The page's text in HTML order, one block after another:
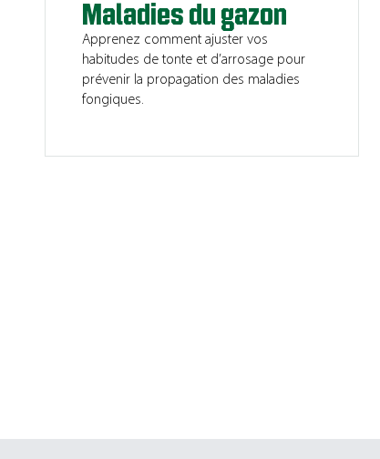
Maladies du gazon
Apprenez comment ajuster vos
habitudes de tonte et d’arrosage pour
prévenir la propagation des maladies
fongiques.